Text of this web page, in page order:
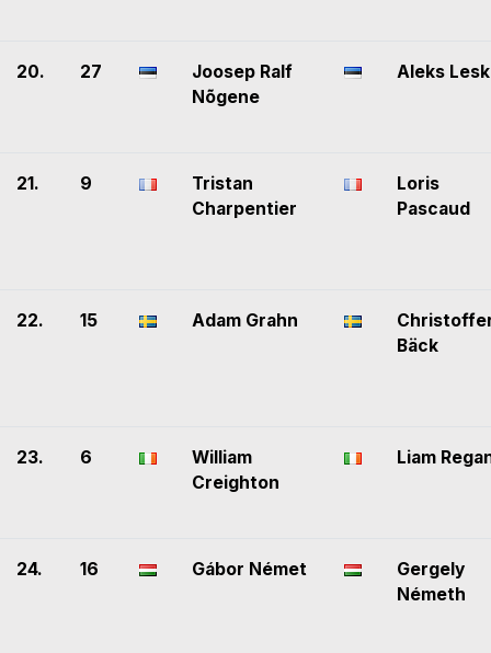
20. 27
Joosep Ralf
Nõgene
Aleks Lesk
21. 9
Tristan
Charpentier
Loris
Pascaud
22. 15 Adam Grahn
Bäck
23. 6
William
Creighton
Liam
24. 16 Gábor Német
Gergely
Németh